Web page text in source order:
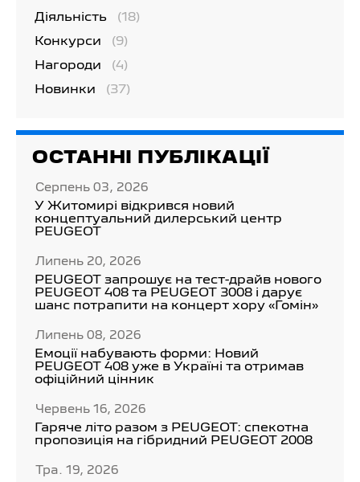
Діяльність (18)
Конкурси (9)
Нагороди (4)
Новинки (37)
ОСТАННІ ПУБЛІКАЦІЇ
Серпень 03, 2026
У Житомирі відкрився новий
концептуальний дилерський центр
PEUGEOT
Липень 20, 2026
PEUGEOT запрошує на тест-драйв нового
PEUGEOT 408 та PEUGEOT 3008 і дарує
шанс потрапити на концерт хору «Гомін»
Липень 08, 2026
Емоції набувають форми: Новий
PEUGEOT 408 уже в Україні та отримав
офіційний цінник
Червень 16, 2026
Гаряче літо разом з PEUGEOT: спекотна
пропозиція на гібридний PEUGEOT 2008
Тра. 19, 2026